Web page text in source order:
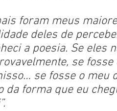
foram meus
deles de
a poesia. Se eles
se
se fosse o meu
da forma que eu